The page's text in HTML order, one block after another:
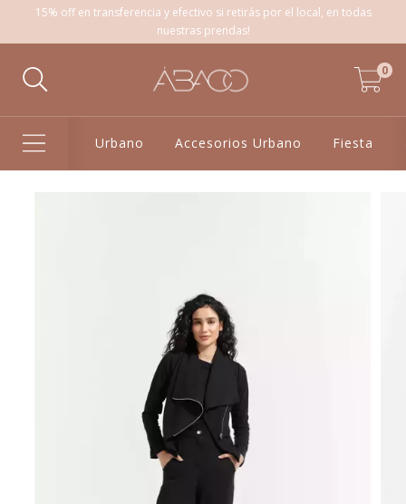
15% off en transferencia y efectivo si retirás por el local, en todas
nuestras prendas!
0
Urbano Accesorios Urbano Fiesta